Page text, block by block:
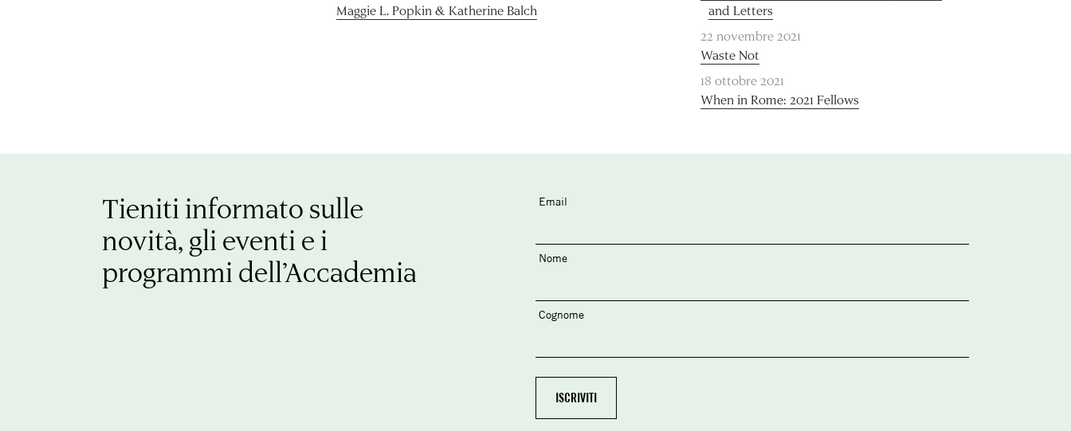
Maggie L. Popkin & Katherine Balch
and Letters
22 novembre 2021
Waste Not
18 ottobre 2021
When in Rome: 2021 Fellows
Tieniti informato sulle
novità, gli eventi e i
programmi dell’Accademia
Email
Nome
Cognome